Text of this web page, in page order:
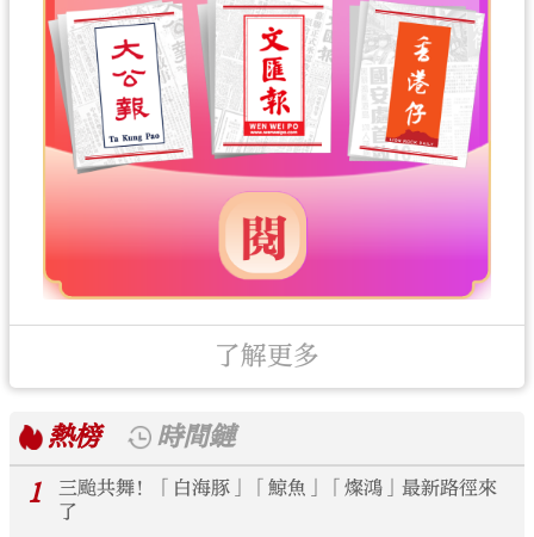
了解更多
熱榜
時間鏈
1
三颱共舞！「白海豚」「鯨魚」「燦鴻」最新路徑來
了